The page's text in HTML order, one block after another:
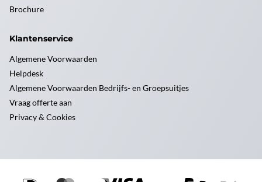
Brochure
Klantenservice
Algemene Voorwaarden
Helpdesk
Algemene Voorwaarden Bedrijfs- en Groepsuitjes
Vraag offerte aan
Privacy & Cookies